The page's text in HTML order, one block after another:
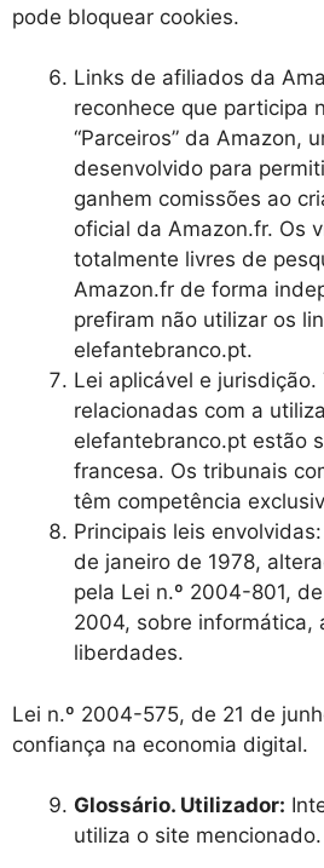
pode bloquear cookies.
Links de afiliados da
reconhece que participa
“Parceiros” da Amazon,
desenvolvido para
ganhem comissões ao
oficial da Amazon.fr. Os
totalmente livres de
Amazon.fr de forma
prefiram não utilizar os
elefantebranco.pt.
Lei aplicável e
relacionadas com a
elefantebranco.pt estão
francesa. Os tribunais
têm competência
Principais leis
de janeiro de 1978,
pela Lei n.º 2004-801,
2004, sobre informática,
liberdades.
Lei n.º 2004-575, de 21 de
confiança na economia digital.
Glossário. Utilizador:
utiliza o site mencionado.